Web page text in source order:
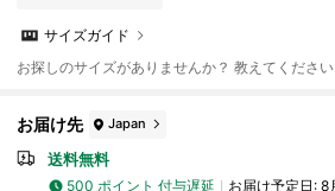
サイズガイド
お探しのサイズがありませんか？ 教えてください
お届け先 Japan
送料無料
500 ポイント 付与遅延 お届け予定日: 8